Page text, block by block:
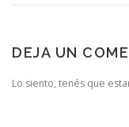
DEJA UN
Lo siento, tenés que